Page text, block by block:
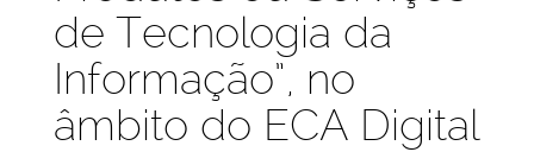
de Tecnologia da
Informação”, no
âmbito do ECA Digital